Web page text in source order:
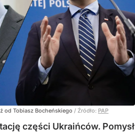
od Tobiasz Bocheńskiego / Źródło: PAP
części Ukraińców. Pomysł